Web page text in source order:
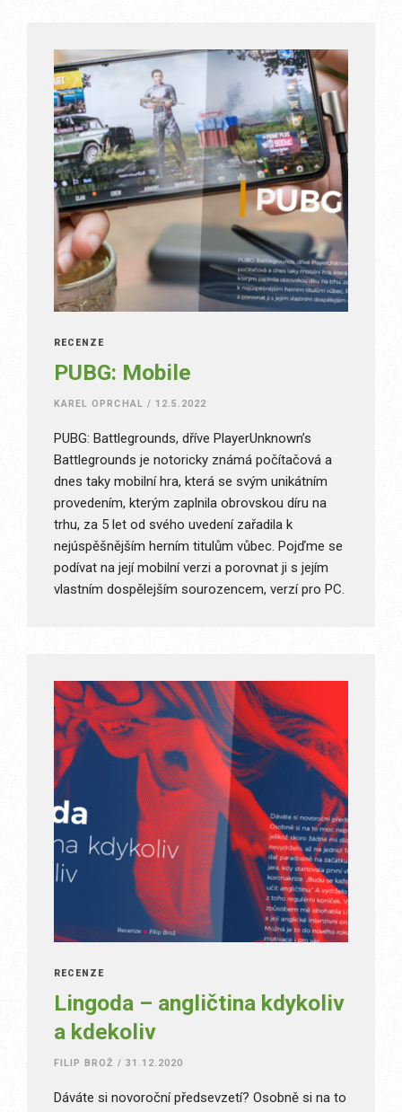
RECENZE
PUBG: Mobile
KAREL OPRCHAL / 12.5.2022
PUBG: Battlegrounds, dříve PlayerUnknown’s
Battlegrounds je notoricky známá počítačová a
dnes taky mobilní hra, která se svým unikátním
provedením, kterým zaplnila obrovskou díru na
trhu, za 5 let od svého uvedení zařadila k
nejúspěšnějším herním titulům vůbec. Pojďme se
podívat na její mobilní verzi a porovnat ji s jejím
vlastním dospělejším sourozencem, verzí pro PC.
RECENZE
Lingoda – angličtina kdykoliv
a kdekoliv
FILIP BROŽ / 31.12.2020
Dáváte si novoroční předsevzetí? Osobně si na to